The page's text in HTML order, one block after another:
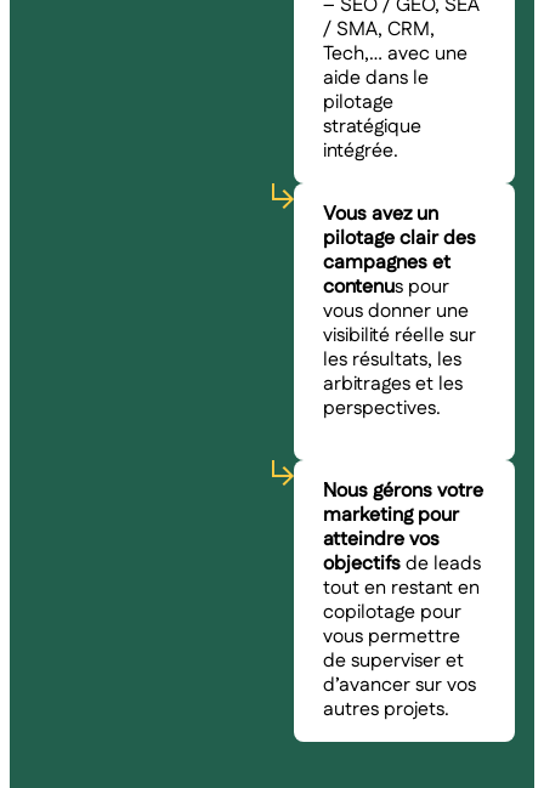
/ SMA, CRM,
Tech,… avec une
aide dans le
pilotage
stratégique
intégrée.
Vous avez un
pilotage clair des
campagnes et
contenus pour
vous donner une
visibilité réelle sur
les résultats, les
arbitrages et les
perspectives.
Nous gérons votre
marketing pour
atteindre vos
objectifsde leads
tout en restant en
copilotage pour
vous permettre
de superviser et
d’avancer sur vos
autres projets.